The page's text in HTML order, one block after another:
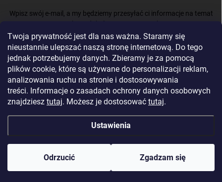
Twoja prywatność jest dla nas ważna. Staramy się
nieustannie ulepszać naszą stronę internetową. Do tego
jednak potrzebujemy danych. Zbieramy je za pomocą
plików cookie, które są używane do personalizacji reklam,
analizowania ruchu na stronie i dostosowywania
treści. Informacje o zasadach ochrony danych osobowych
znajdziesz tutaj. Możesz je dostosować tutaj.
Ustawienia
Odrzucić Zgadzam się
Wpisz swój e-mail, a my będziemy przesyłać ci informacje na temat
nowych produktów na naszym e-shop.
E-MAIL
Podając e-mail, akceptujeszpolitykę prywatności.
Zaloguj się
Opracował Shoptet
Copyright 2026BERGAM. Wszystkie prawa zastrzeżone.Edytuj ustawienia